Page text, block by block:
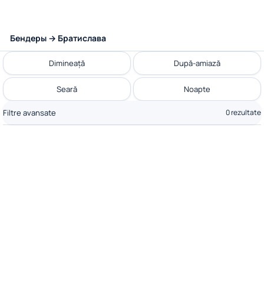
Бендеры → Братислава
Dimineață După-amiază
Seară Noapte
Filtre avansate 0 rezultate